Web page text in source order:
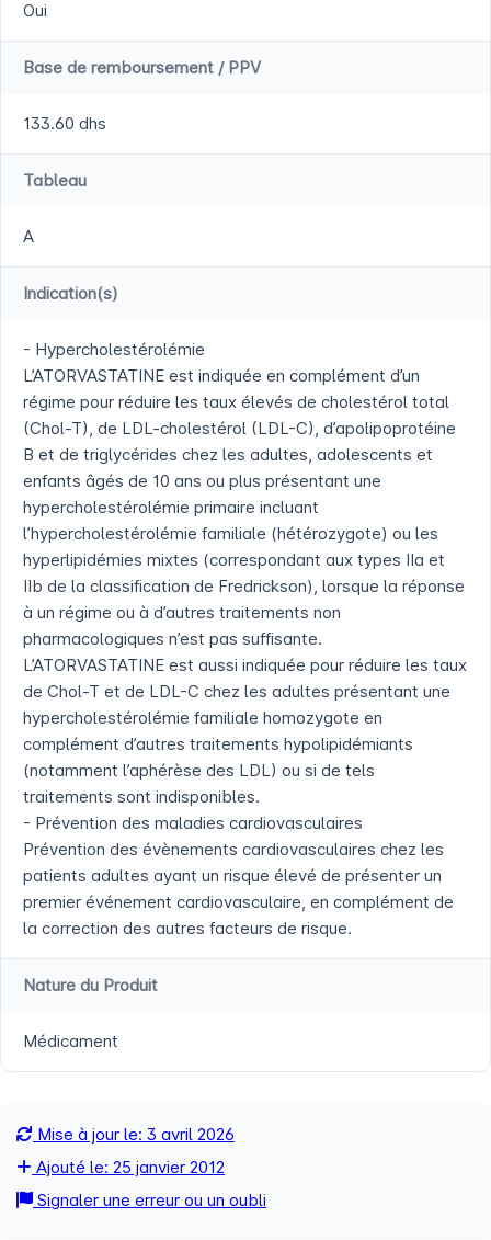
Oui
Base de remboursement / PPV
133.60 dhs
Tableau
A
Indication(s)
- Hypercholestérolémie
L’ATORVASTATINE est indiquée en complément d’un
régime pour réduire les taux élevés de cholestérol total
(Chol-T), de LDL-cholestérol (LDL-C), d’apolipoprotéine
B et de triglycérides chez les adultes, adolescents et
enfants âgés de 10 ans ou plus présentant une
hypercholestérolémie primaire incluant
l’hypercholestérolémie familiale (hétérozygote) ou les
hyperlipidémies mixtes (correspondant aux types IIa et
IIb de la classification de Fredrickson), lorsque la réponse
à un régime ou à d’autres traitements non
pharmacologiques n’est pas suffisante.
L’ATORVASTATINE est aussi indiquée pour réduire les taux
de Chol-T et de LDL-C chez les adultes présentant une
hypercholestérolémie familiale homozygote en
complément d’autres traitements hypolipidémiants
(notamment l’aphérèse des LDL) ou si de tels
traitements sont indisponibles.
- Prévention des maladies cardiovasculaires
Prévention des évènements cardiovasculaires chez les
patients adultes ayant un risque élevé de présenter un
premier événement cardiovasculaire, en complément de
la correction des autres facteurs de risque.
Nature du Produit
Médicament
Mise à jour le: 3 avril 2026
Ajouté le: 25 janvier 2012
Signaler une erreur ou un oubli